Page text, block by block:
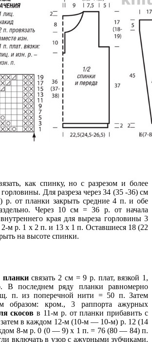
как спинку, но с разрезом и более
Для разреза через 34 (35 -36) см
от планки закрыть средние 4 п. и обе
Через 10 см = 36 р. от начала
внутреннего края для выреза горловины 3
м р. 1 х 2 п. и 13 х 1 п. Оставшиеся 18 (22
на высоте спинки.
планкисвязать 2 см = 9 р. плат, вязкой 1,
В последнем ряду планки равномерно
п. из поперечной нити = 50 п. Затем
образом: кром., 3 раппорта ажурных
скосов в 11-м р. от планки прибавить с
затем в каждом 12-м (10-м — 10-м) р. 12 (14
8-м р. 0 (0 — 9) х 1 п. = 76 (80 — 84) п.
включать в узор с ажурными зубчиками.